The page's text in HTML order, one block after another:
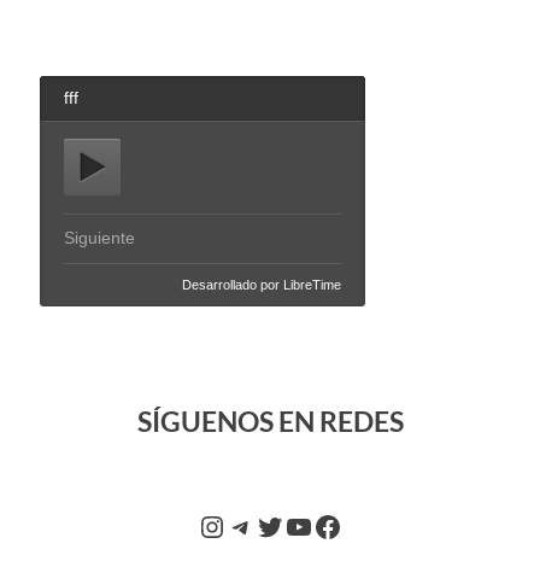
SÍGUENOS EN REDES